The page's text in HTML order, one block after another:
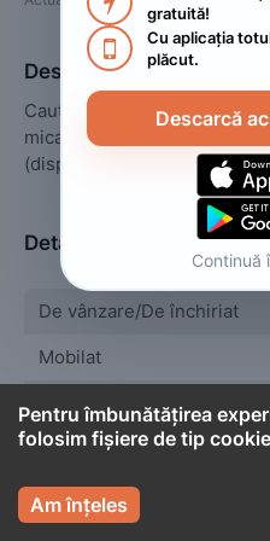
Descriere
Caut o echipa de
mica de max 70-80mp intr-
(dispun de toate utilitatile pe
Detalii
De vânzare/De închiriat
Mobilat
Suprafața utilă
Camere
gratuită!

Cu aplicația
plăcut.
Descarcă
Continuă
Pentru îmbunătățirea
folosim fișiere de tip
Am înțeles